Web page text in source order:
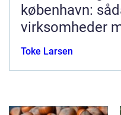
københavn:
virksomheder
hverdagen
Toke Larsen